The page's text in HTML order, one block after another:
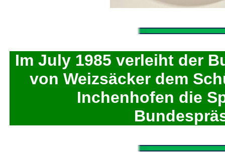
Im July 1985 verleiht der
von Weizsäcker dem
Inchenhofen die